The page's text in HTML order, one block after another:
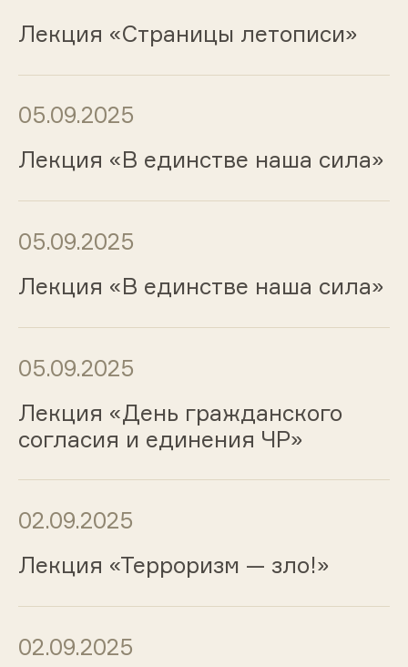
Лекция «Страницы летописи»
05.09.2025
Лекция «В единстве наша сила»
05.09.2025
Лекция «В единстве наша сила»
05.09.2025
Лекция «День гражданского
согласия и единения ЧР»
02.09.2025
Лекция «Терроризм — зло!»
02.09.2025